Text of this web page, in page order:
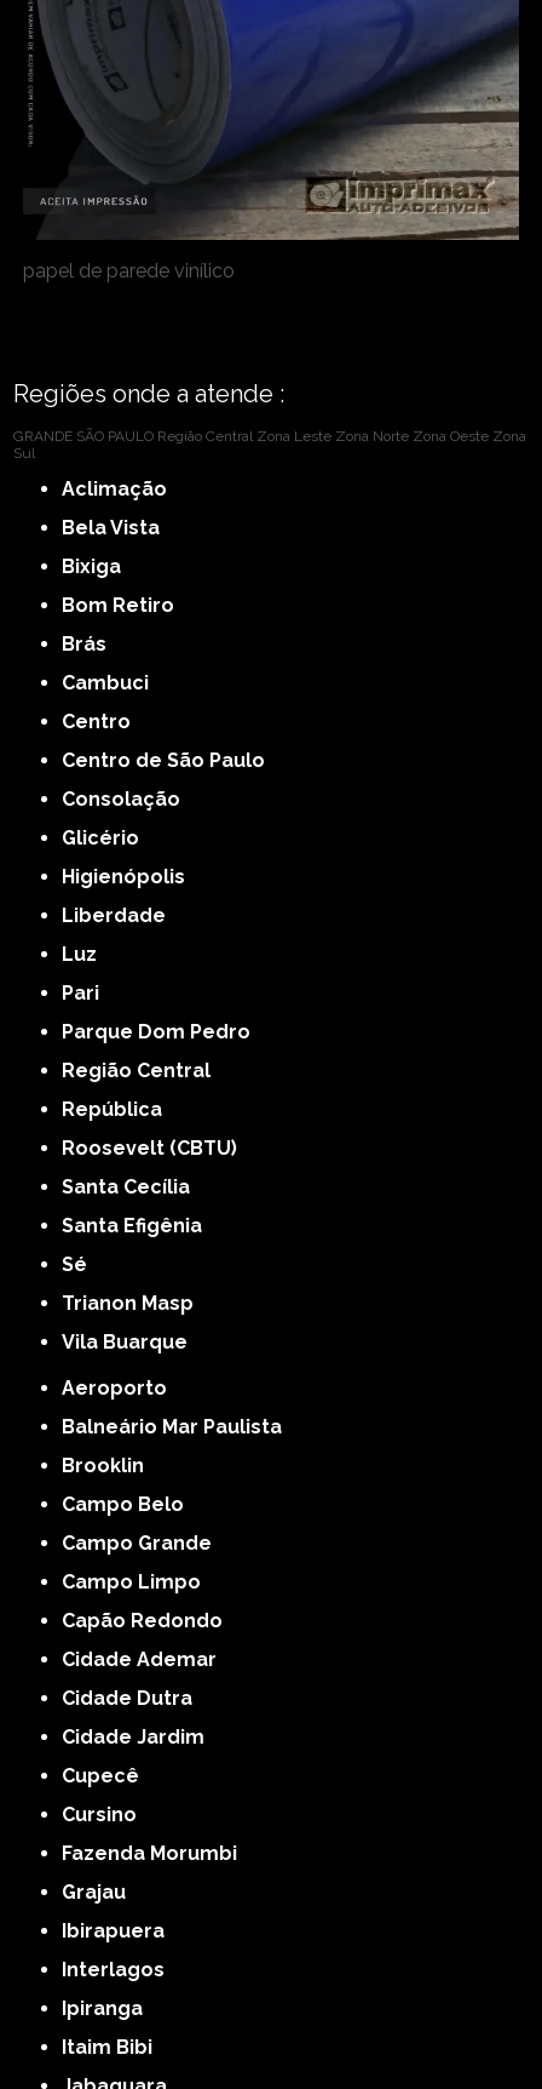
papel de parede vinílico
Regiões onde a atende :
GRANDE SÃO PAULO Região Central Zona Leste Zona Norte Zona Oeste Zona
Sul
Aclimação
Bela Vista
Bixiga
Bom Retiro
Brás
Cambuci
Centro
Centro de São Paulo
Consolação
Glicério
Higienópolis
Liberdade
Luz
Pari
Parque Dom Pedro
Região Central
República
Roosevelt (CBTU)
Santa Cecília
Santa Efigênia
Sé
Trianon Masp
Vila Buarque
Aeroporto
Balneário Mar Paulista
Brooklin
Campo Belo
Campo Grande
Campo Limpo
Capão Redondo
Cidade Ademar
Cidade Dutra
Cidade Jardim
Cupecê
Cursino
Fazenda Morumbi
Grajau
Ibirapuera
Interlagos
Ipiranga
Itaim Bibi